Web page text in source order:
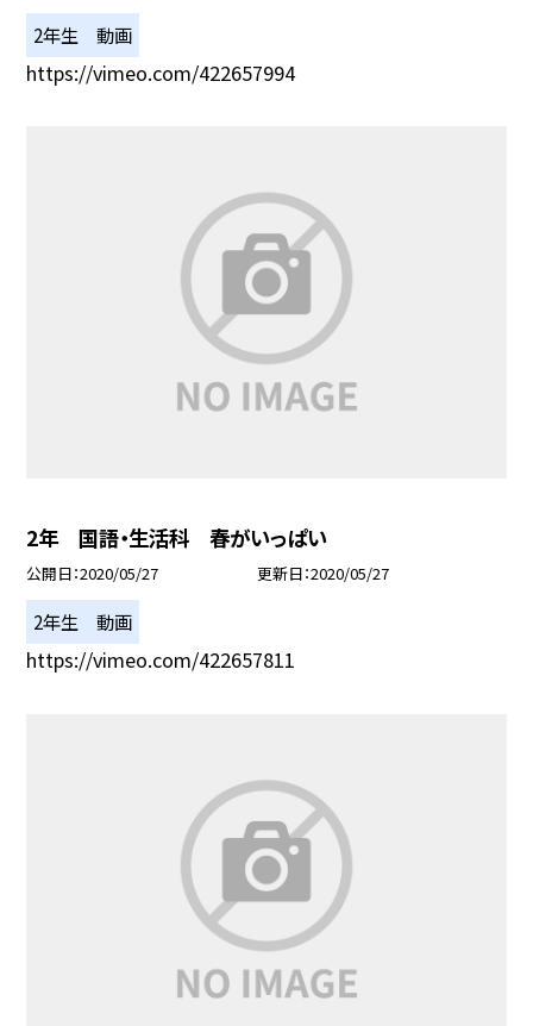
2年生 動画
https://vimeo.com/422657994
2年 国語・生活科 春がいっぱい
公開日 2020/05/27 更新日 2020/05/27
2年生 動画
https://vimeo.com/422657811